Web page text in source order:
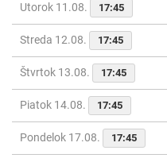
Utorok 11.08. 17:45
Streda 12.08. 17:45
Štvrtok 13.08. 17:45
Piatok 14.08. 17:45
Pondelok 17.08. 17:45